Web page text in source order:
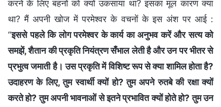
करने के लिए बहनों को क्यों उकसाया था? इसका मूल कारण क्या
था? मैं अपनी खोज में परमेश्वर के वचनों के इस अंश पर आई :
“इससे पहले कि लोग परमेश्वर के कार्य का अनुभव करें और सत्य को
समझें, शैतान की प्रकृति नियंत्रण सँभाल लेती है और उन पर भीतर से
प्रभुत्व जमाती है। उस प्रकृति में विशिष्ट रूप से क्या शामिल होता है?
उदाहरण के लिए, तुम स्वार्थी क्यों हो? तुम अपने रुतबे की रक्षा क्यों
करते हो? तुम अपनी भावनाओं से इतने प्रभावित क्यों होते हो? तुम उन